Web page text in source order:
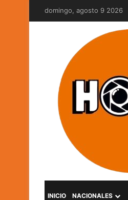
domingo, agosto 9 2026
INICIO NACIONALES